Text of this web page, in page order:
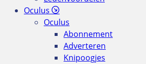
Oculus
Oculus
Abonnement
Adverteren
Knipoogjes